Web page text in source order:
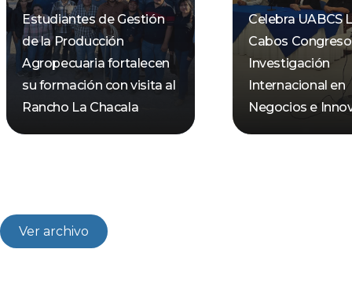
Estudiantes de Gestión
de la Producción
Agropecuaria fortalecen
su formación con visita al
Rancho La Chacala
Celebra UABCS
Cabos
Investigación
Internacional en
Negocios e
Ver archivo